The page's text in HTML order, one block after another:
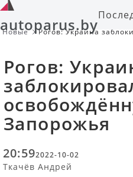
autoparus.by
Новые
Рогов: Украина
Рогов:
Запорожья
20:592022-10-02
Ткачёв Андрей